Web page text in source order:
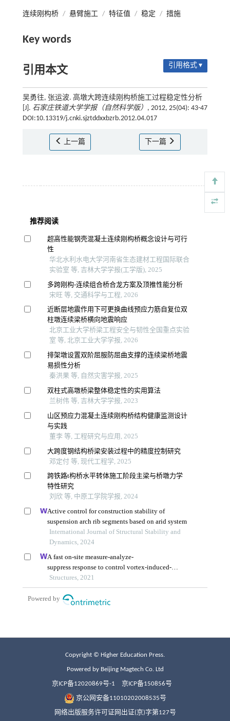
连续刚构桥 / 悬臂施工 / 特征值 / 稳定 / 措施
Key words
引用本文 引用格式 ▾
吴勇往, 张运波. 高墩大跨连续刚构桥施工过程稳定性分析
[J]. 石家庄铁道大学学报（自然科学版） , 2012, 25(04): 43-47
DOI:10.13319/j.cnki.sjztddxxbzrb.2012.04.017
上一篇 下一篇
Copyright © Higher Education Press.
Powered by Beijing Magtech Co. Ltd
京ICP备12020869号-1 京ICP备150856号
京公网安备11010202008535号
网络出版服务许可证网出证(京)字第127号